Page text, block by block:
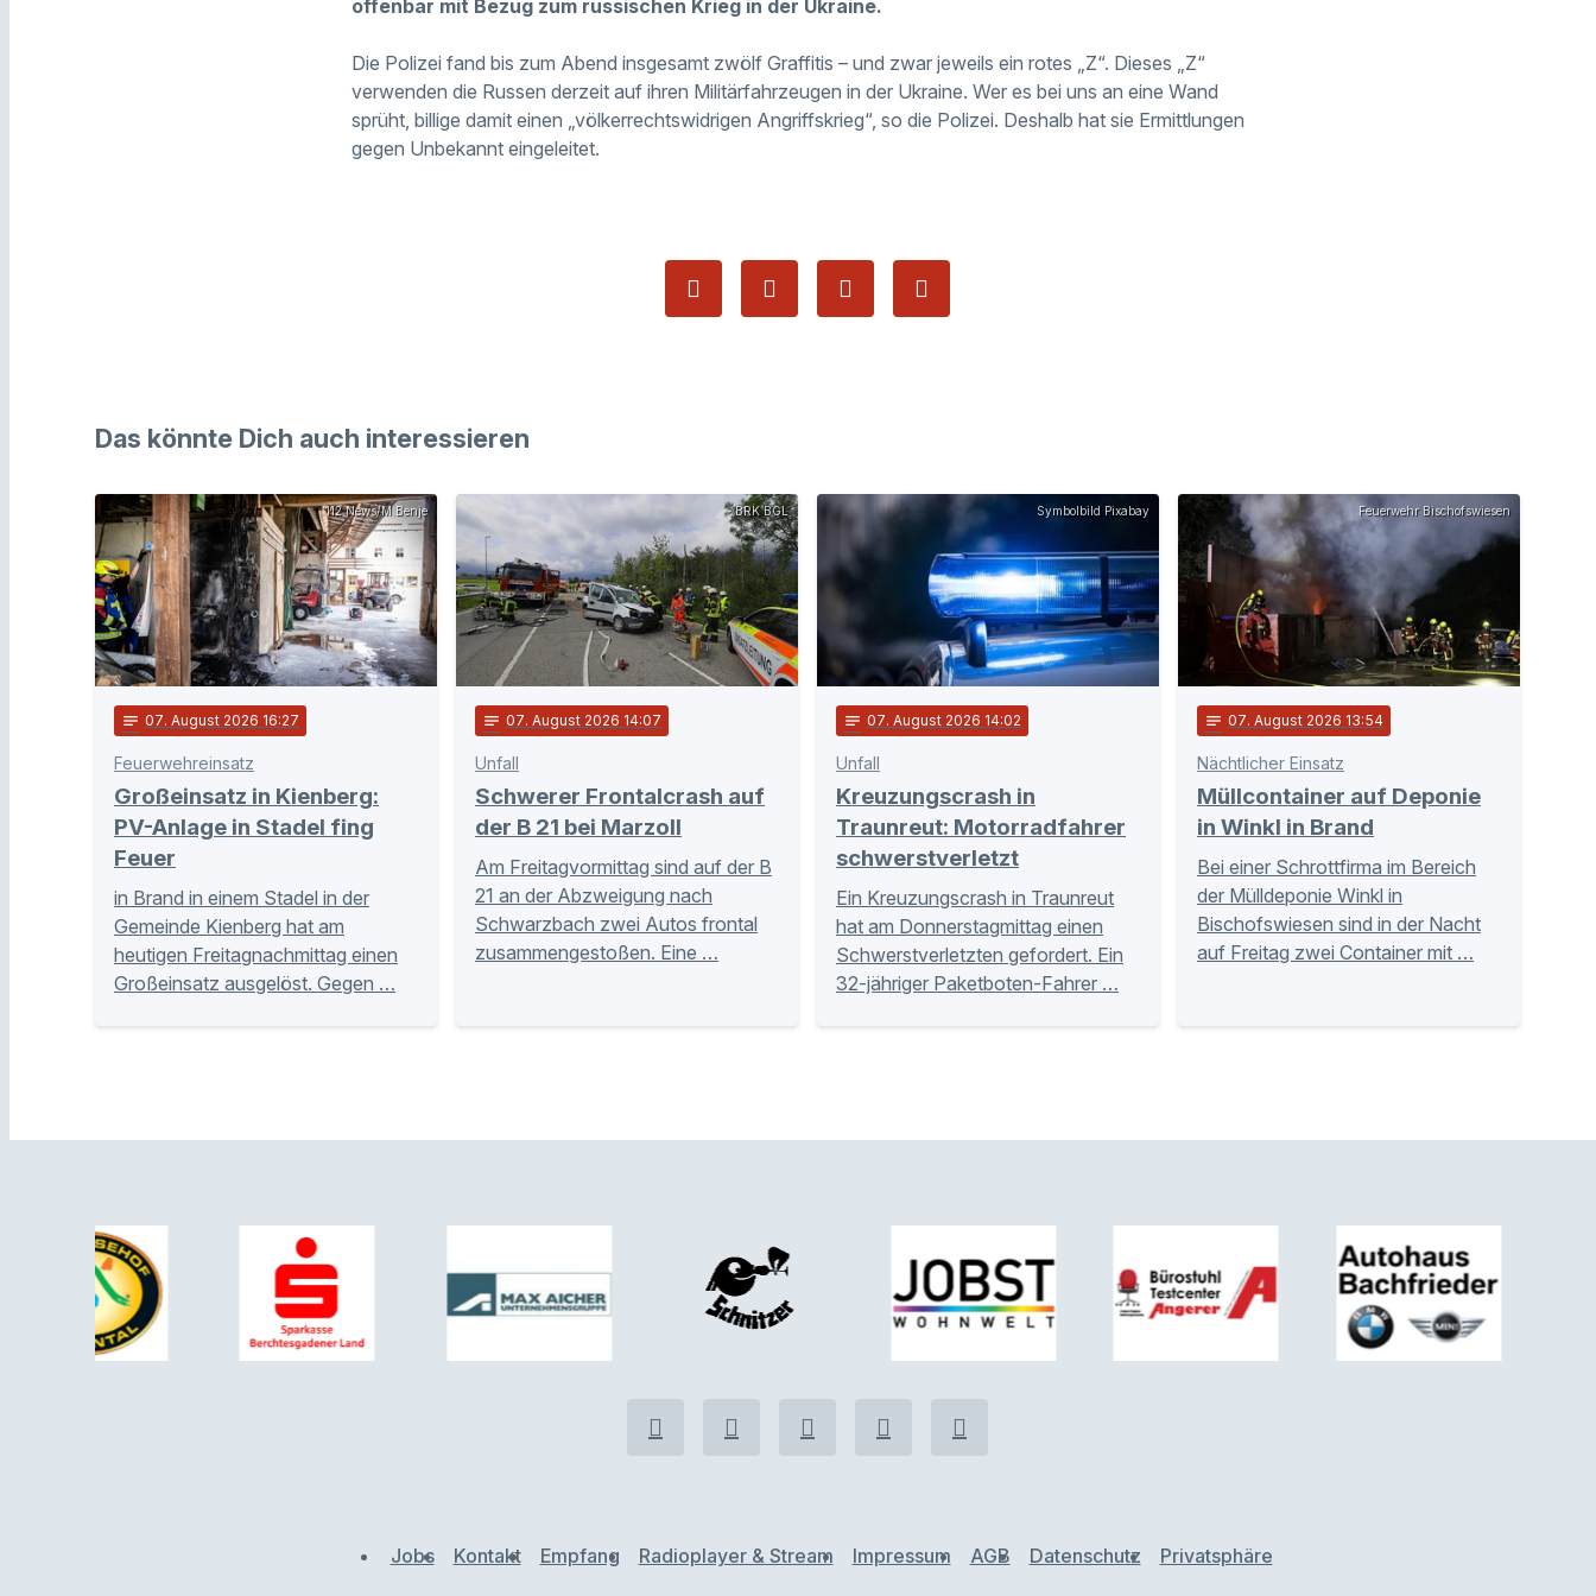
offenbar mit Bezug zum russischen Krieg in der Ukraine.
Die Polizei fand bis zum Abend insgesamt zwölf Graffitis – und zwar jeweils ein rotes „Z“. Dieses „Z“
verwenden die Russen derzeit auf ihren Militärfahrzeugen in der Ukraine. Wer es bei uns an eine Wand
sprüht, billige damit einen „völkerrechtswidrigen Angriffskrieg“, so die Polizei. Deshalb hat sie Ermittlungen
gegen Unbekannt eingeleitet.
Das könnte Dich auch interessieren
112 News/M.Benje
notes 07. August 2026 16:27
Feuerwehreinsatz
Großeinsatz in Kienberg:
PV-Anlage in Stadel fing
Feuer
in Brand in einem Stadel in der
Gemeinde Kienberg hat am
heutigen Freitagnachmittag einen
Großeinsatz ausgelöst. Gegen …
BRK BGL
notes 07. August 2026 14:07
Unfall
Schwerer Frontalcrash auf
der B 21 bei Marzoll
Am Freitagvormittag sind auf der B
21 an der Abzweigung nach
Schwarzbach zwei Autos frontal
zusammengestoßen. Eine …
Symbolbild Pixabay
notes 07. August 2026 14:02
Unfall
Kreuzungscrash in
Traunreut: Motorradfahrer
schwerstverletzt
Ein Kreuzungscrash in Traunreut
hat am Donnerstagmittag einen
Schwerstverletzten gefordert. Ein
32-jähriger Paketboten-Fahrer …
Feuerwehr Bischofswiesen
notes 07. August 2026 13:54
Nächtlicher Einsatz
Müllcontainer auf Deponie
in Winkl in Brand
Bei einer Schrottfirma im Bereich
der Mülldeponie Winkl in
Bischofswiesen sind in der Nacht
auf Freitag zwei Container mit …
Jobs Kontakt Empfang Radioplayer & Stream Impressum AGB Datenschutz Privatsphäre